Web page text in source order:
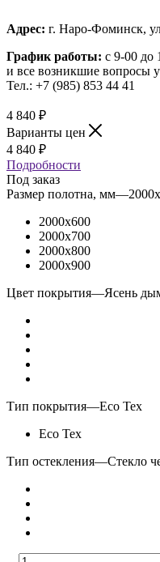
Адрес: г. Наро-Фоминск,
График работы: с 9-00 до
и все возникшие вопросы
Тел.: +7 (985) 853 44 41
4 840 ₽
Варианты цен
4 840 ₽
Подробности
Под заказ
Размер полотна, мм—
2000x600
2000x700
2000x800
2000x900
Цвет покрытия—Ясень
Тип покрытия—Eco Tex
Eco Tex
Тип остекления—Стекло